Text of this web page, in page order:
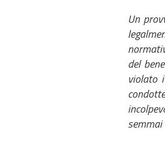
Un
del
violato